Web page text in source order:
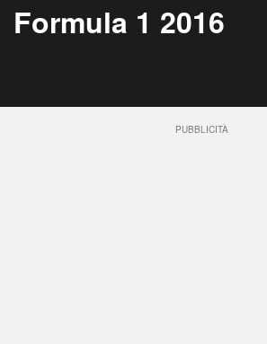
Formula 1 2016
PUBBLICITÀ